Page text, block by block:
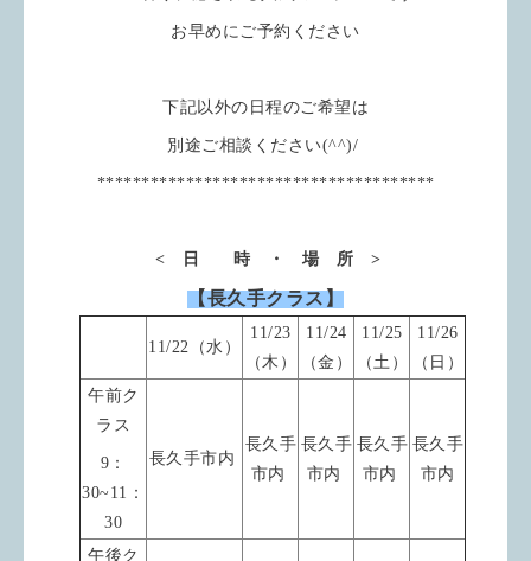
お早めにご予約ください
下記以外の日程のご希望は
別途ご相談ください(^^)/
**************************************
< 日 時 ・ 場 所 >
【長久手クラス】
11/22（水）
11/23
（木）
11/24
（金）
11/25
（土）
11/26
（日）
午前ク
ラス
9：
30~11：
30
長久手市内
長久手
市内
長久手
市内
長久手
市内
長久手
市内
午後ク